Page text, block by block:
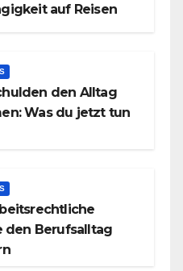
auf Reisen
den Alltag
Was du jetzt tun
den Berufsalltag